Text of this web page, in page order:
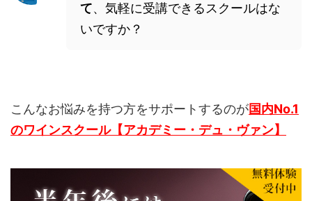
て、気軽に受講できるスクールはな
いですか？
こんなお悩みを持つ方をサポートするのが国内No.1
のワインスクール【アカデミー・デュ・ヴァン】